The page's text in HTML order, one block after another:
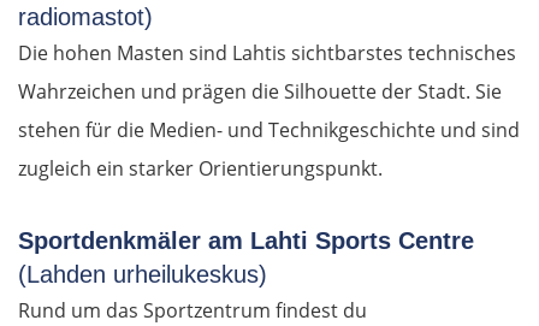
radiomastot)
Die hohen Masten sind Lahtis sichtbarstes technisches
Wahrzeichen und prägen die Silhouette der Stadt. Sie
stehen für die Medien- und Technikgeschichte und sind
zugleich ein starker Orientierungspunkt.
Sportdenkmäler am Lahti Sports Centre
(Lahden urheilukeskus)
Rund um das Sportzentrum findest du
Venedig
Ferrara
Bologna
Forlì